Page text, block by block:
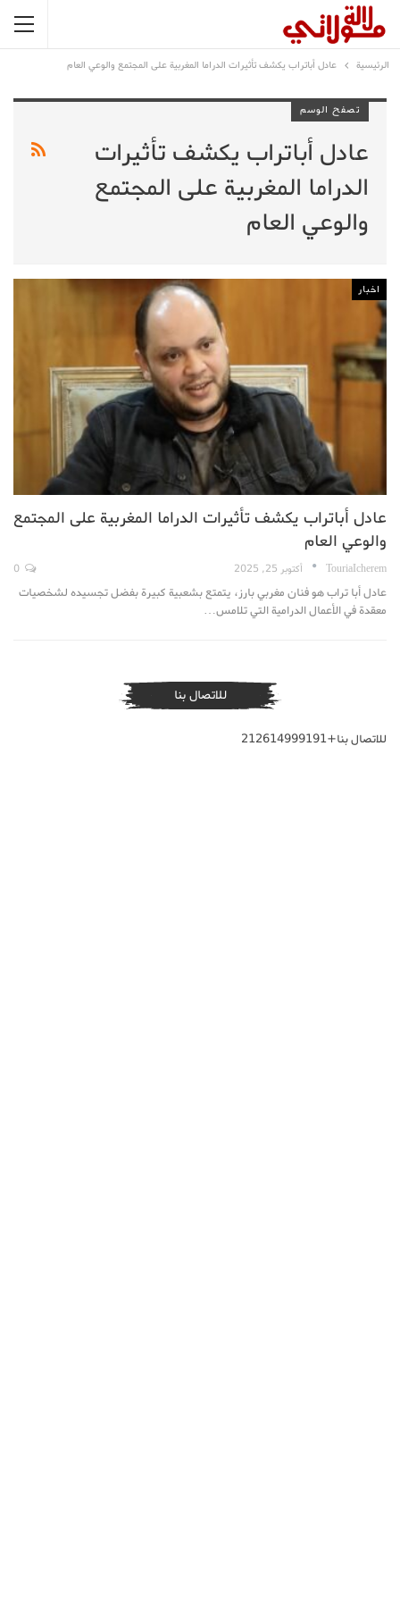
الرئيسية عادل أباتراب يكشف تأثيرات الدراما المغربية على المجتمع والوعي العام
تصفح الوسم
عادل أباتراب يكشف تأثيرات
الدراما المغربية على المجتمع
والوعي العام
اخبار
عادل أباتراب يكشف تأثيرات الدراما المغربية على المجتمع
والوعي العام
TouriaIcherem أكتوبر 25, 2025
عادل أبا تراب هو فنان مغربي بارز، يتمتع بشعبية كبيرة بفضل تجسيده لشخصيات
معقدة في الأعمال الدرامية التي تلامس…
للاتصال بنا
للاتصال بنا+212614999191